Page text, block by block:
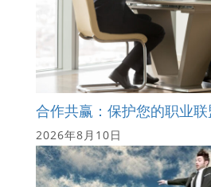
合作共赢：保护您的职业
2026年8月10日